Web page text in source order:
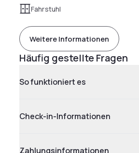
Fahrstuhl
Weitere Informationen
Häufig gestellte Fragen
So funktioniert es
Check-in-Informationen
Zahlungsinformationen